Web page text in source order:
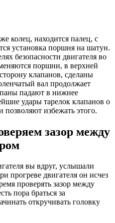
колец, находится палец, с
установка поршня на шатун.
безопасности двигателя во
поршни, в верхней
клапанов, сделаны
вал продолжает
падают в нижнее
удары тарелок клапанов о
избежать этого.
зазор между
вы вдруг, услышали
прогреве двигателя он исчез
проверять зазор между
пора браться за
откручивать головку